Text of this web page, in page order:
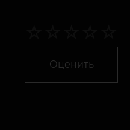
Оценить